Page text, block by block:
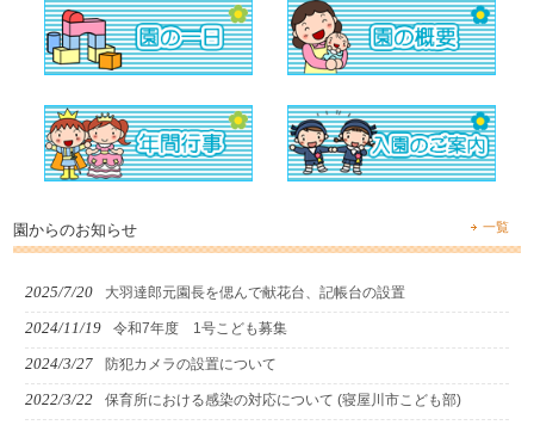
園からのお知らせ 一覧
2025/7/20 大羽達郎元園長を偲んで献花台、記帳台の設置
2024/11/19 令和7年度 1号こども募集
2024/3/27 防犯カメラの設置について
2022/3/22 保育所における感染の対応について (寝屋川市こども部)